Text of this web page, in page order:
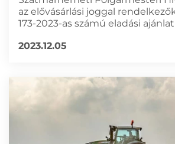
az elővásárlási joggal
173-2023-as számú eladási
2023.12.05